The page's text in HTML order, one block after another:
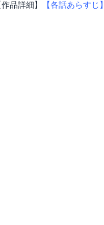
作品詳細】 【各話あらすじ】